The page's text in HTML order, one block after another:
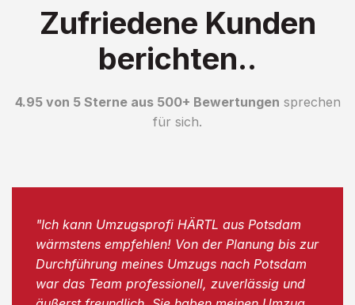
Zufriedene Kunden
berichten..
4.95 von 5 Sterne aus 500+ Bewertungen sprechen
für sich.
"Ich kann Umzugsprofi HÄRTL aus Potsdam
wärmstens empfehlen! Von der Planung bis zur
Durchführung meines Umzugs nach Potsdam
war das Team professionell, zuverlässig und